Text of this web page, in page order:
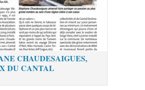
CHAUDESAIGUES,
DU CANTAL